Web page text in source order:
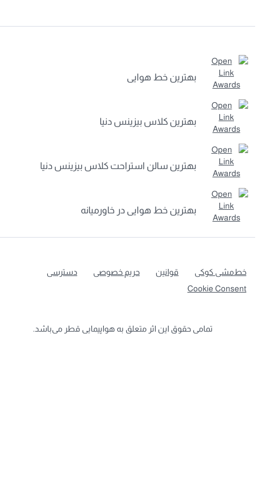
بهترین خط هوایی
بهترین کلاس بیزینس دنیا
بهترین سالن استراحت کلاس بیزینس دنیا
بهترین خط هوایی در خاورمیانه
کوکی قوانین حریم خصوصی
دسترسی
Cookie
تمامی حقوق این اثر متعلق به هواپیمایی قطر می‌باشد.